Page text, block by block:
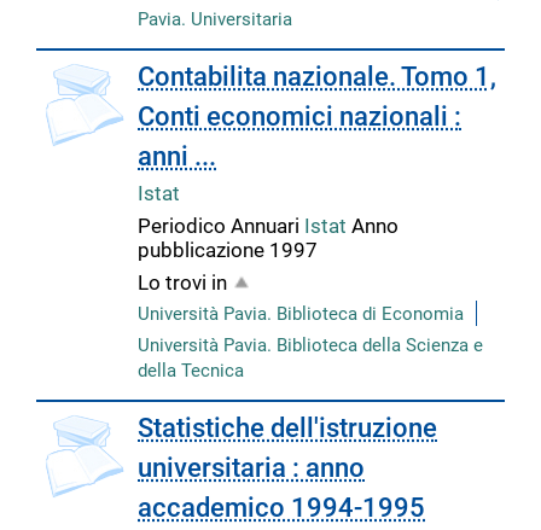
Pavia. Universitaria
copertina
Contabilita nazionale. Tomo 1,
Conti economici nazionali :
anni ...
Istat
PeriodicoAnnuari IstatAnno
pubblicazione 1997
Lo trovi in
Università Pavia. Biblioteca di Economia
Università Pavia. Biblioteca della Scienza e
della Tecnica
copertina
Statistiche dell'istruzione
universitaria : anno
accademico 1994-1995